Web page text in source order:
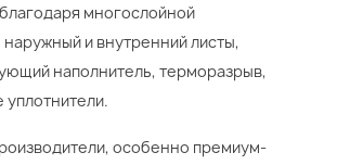
многослойной
наружный и внутренний листы,
наполнитель, терморазрыв,
особенно премиум-